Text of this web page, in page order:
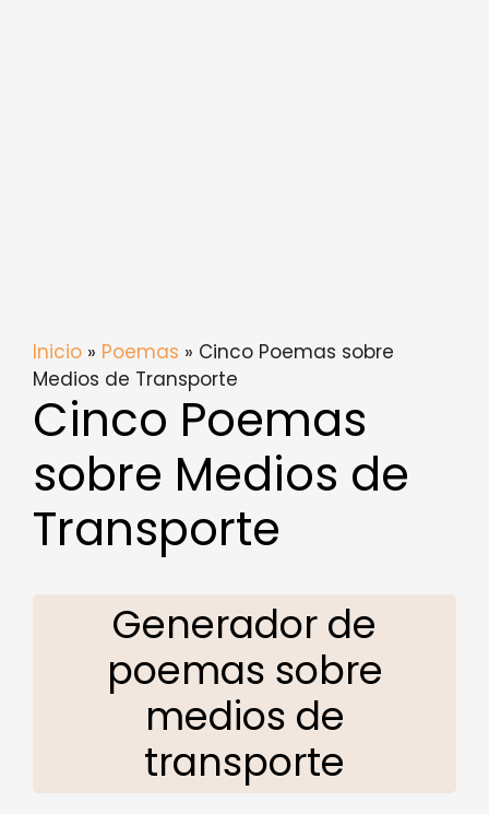
Inicio » Poemas » Cinco Poemas sobre
Medios de Transporte
Cinco Poemas
sobre Medios de
Transporte
Generador de
poemas sobre
medios de
transporte